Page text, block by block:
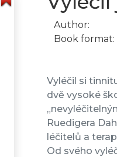
Author:
Book format:
Vyléčil si
dvě vysoké
Ruedigera
léčitelů a
Od svého